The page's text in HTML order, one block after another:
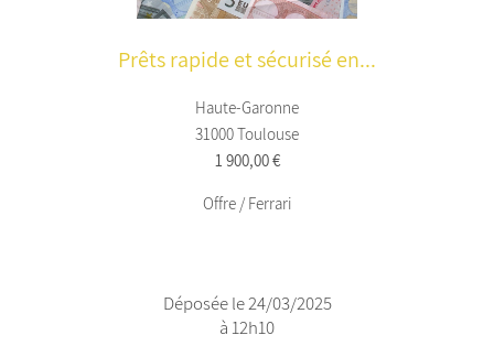
Prêts rapide et sécurisé en...
Haute-Garonne
31000 Toulouse
1 900,00 €
Offre / Ferrari
Déposée le 24/03/2025
à 12h10